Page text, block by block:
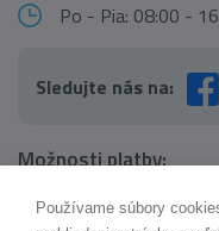
Po - Pia: 08:00 -
Sledujte nás na:
Možnosti platby:
Používame súbory
AI